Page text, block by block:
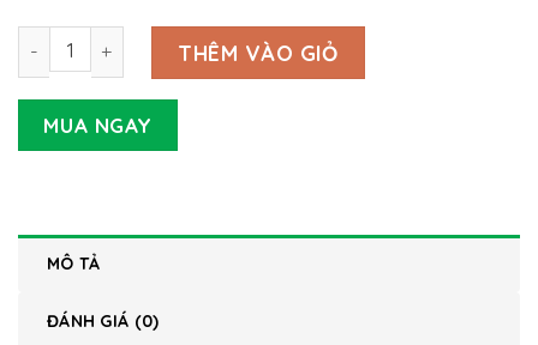
Nguồn LED Driver Meanwell HLN-40H-54 (40.5W 54V
THÊM VÀO GIỎ
MUA NGAY
MÔ TẢ
ĐÁNH GIÁ (0)